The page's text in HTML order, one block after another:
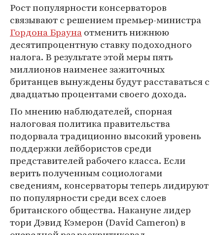
Рост популярности консерваторов
связывают с решением премьер-министра
Гордона Браунаотменить нижнюю
десятипроцентную ставку подоходного
налога. В результате этой меры пять
миллионов наименее зажиточных
британцев вынуждены будут расставаться с
двадцатью процентами своего дохода.
По мнению наблюдателей, спорная
налоговая политика правительства
подорвала традиционно высокий уровень
поддержки лейбористов среди
представителей рабочего класса. Если
верить полученным социологами
сведениям, консерваторы теперь лидируют
по популярности среди всех слоев
британского общества. Накануне лидер
тори Дэвид Кэмерон (David Cameron) в